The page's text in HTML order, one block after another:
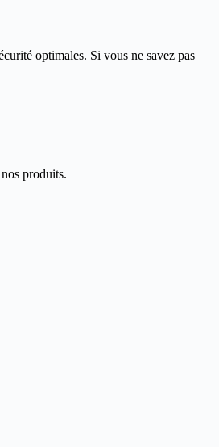
optimales. Si vous ne savez pas
produits.